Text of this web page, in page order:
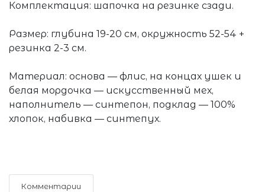
Комплектация: шапочка на резинке сзади.
Размер: глубина 19-20 см, окружность 52-54 +
резинка 2-3 см.
Материал: основа — флис, на концах ушек и
белая мордочка — искусственный мех,
наполнитель — синтепон, подклад — 100%
хлопок, набивка — синтепух.
Комментарии